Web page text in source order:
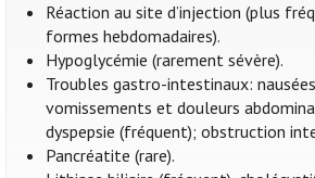
Réaction au site d’injection (plus
formes hebdomadaires).
Hypoglycémie (rarement sévère).
Troubles gastro-intestinaux:
vomissements et douleurs
dyspepsie (fréquent); obstruction
Pancréatite (rare).